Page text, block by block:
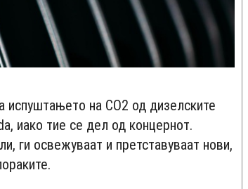
на CO2 од дизелските
иако тие се дел од концернот.
ги освежуваат и претставуваат нови,